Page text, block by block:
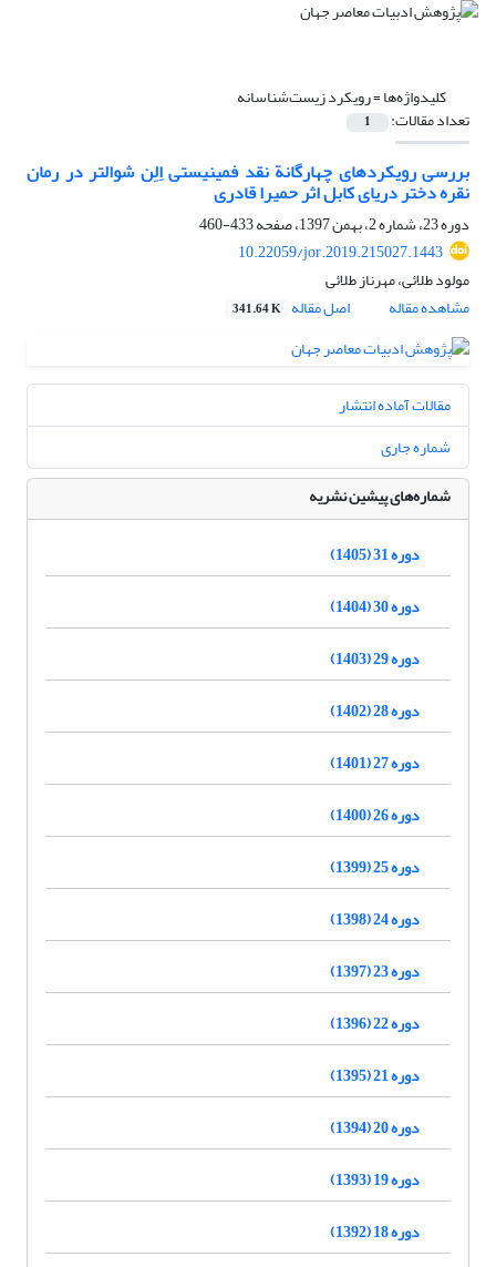
کلیدواژه‌ها =رویکرد زیست‌شناسانه
تعداد مقالات: 1
بررسی رویکردهای چهارگانة نقد فمینیستی اِلِن شوالتر در رمان
نقره دختر دریای کابل اثر حمیرا قادری
دوره 23، شماره 2، بهمن 1397، صفحه
433-460
10.22059/jor.2019.215027.1443
مولود طلائی، مهرناز طلائی
مشاهده مقاله
اصل مقاله 341.64 K
مقالات آماده انتشار
شماره جاری
شماره‌های پیشین نشریه
دوره 31 (1405)
دوره 30 (1404)
دوره 29 (1403)
دوره 28 (1402)
دوره 27 (1401)
دوره 26 (1400)
دوره 25 (1399)
دوره 24 (1398)
دوره 23 (1397)
دوره 22 (1396)
دوره 21 (1395)
دوره 20 (1394)
دوره 19 (1393)
دوره 18 (1392)